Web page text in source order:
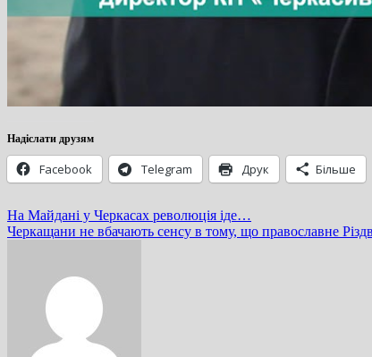
Надіслати друзям
Facebook Telegram Друк Більше
Навігація
записів
На Майдані у Черкасах революція іде…
Черкащани не вбачають сенсу в тому, що православне